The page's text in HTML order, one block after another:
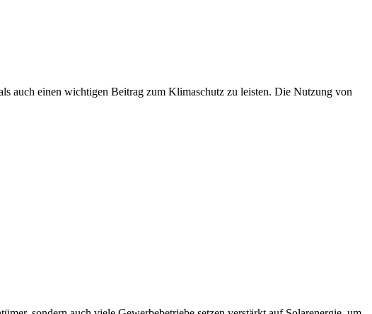
auch einen wichtigen Beitrag zum Klimaschutz zu leisten. Die Nutzung von